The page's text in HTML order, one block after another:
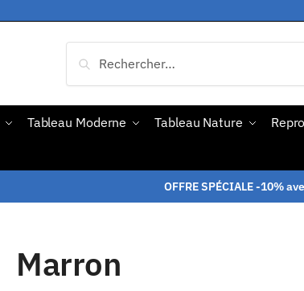
Tableau Moderne Tableau Nature
OFFRE SPÉCIALE -10%
Marron